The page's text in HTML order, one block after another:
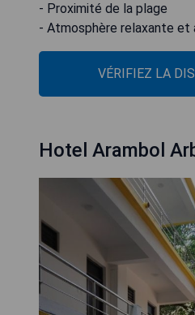
- Proximité de la plage
- Atmosphère relaxante et
VÉRIFIEZ LA
Hotel Arambol